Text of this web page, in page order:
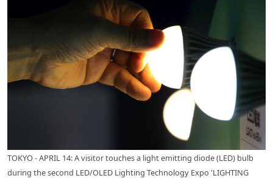
TOKYO - APRIL 14: A visitor touches a light emitting diode (LED) bulb
during the second LED/OLED Lighting Technology Expo 'LIGHTING